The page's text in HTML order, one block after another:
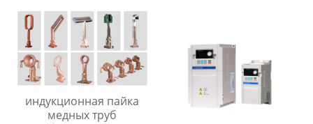
управлением,
преобразователь
частоты, сделано в
Китае
индукционная пайка
медных труб